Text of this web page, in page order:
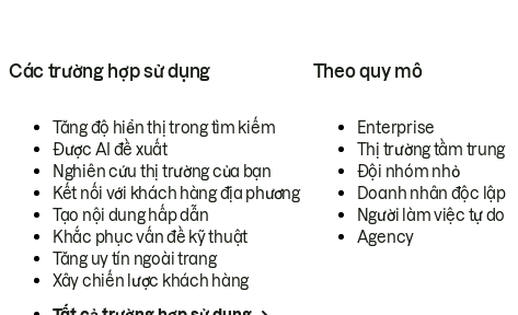
Các trường hợp sử dụng
Tăng độ hiển thị trong tìm kiếm
Được AI đề xuất
Nghiên cứu thị trường của bạn
Kết nối với khách hàng địa phương
Tạo nội dung hấp dẫn
Khắc phục vấn đề kỹ thuật
Tăng uy tín ngoài trang
Xây chiến lược khách hàng
Theo quy mô
Enterprise
Thị trường tầm trung
Đội nhóm nhỏ
Doanh nhân độc lập
Người làm việc tự do
Agency